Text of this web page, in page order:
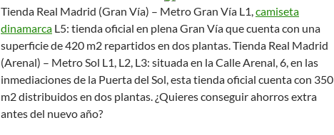
Tienda Real Madrid (Gran Vía) – Metro Gran Vía L1,camiseta
dinamarca L5: tienda oficial en plena Gran Vía que cuenta con una
superficie de 420 m2 repartidos en dos plantas. Tienda Real Madrid
(Arenal) – Metro Sol L1, L2, L3: situada en la Calle Arenal, 6, en las
inmediaciones de la Puerta del Sol, esta tienda oficial cuenta con 350
m2 distribuidos en dos plantas. ¿Quieres conseguir ahorros extra
antes del nuevo año?